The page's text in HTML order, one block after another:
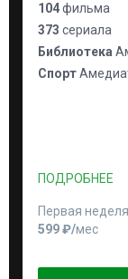
104фильма
373 сериала
Библиотека
Спорт
ПОДРОБНЕЕ
Первая
599 ₽⁠/⁠мес